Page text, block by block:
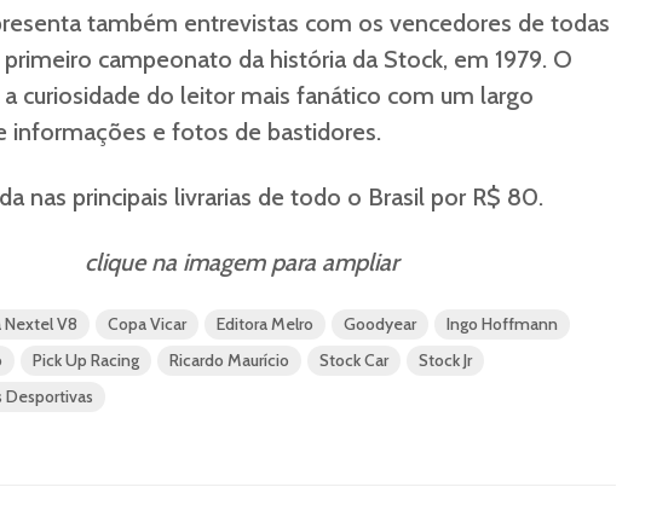
também entrevistas com os vencedores de todas
campeonato da história da Stock, em 1979. O
a curiosidade do leitor mais fanático com um largo
informações e fotos de bastidores.
nas principais livrarias de todo o Brasil por R$ 80.
clique na imagem para ampliar
Nextel V8 Copa Vicar Editora Melro Goodyear
Ingo Hoffmann
Pick Up Racing Ricardo Maurício Stock Car
Stock Jr
Desportivas